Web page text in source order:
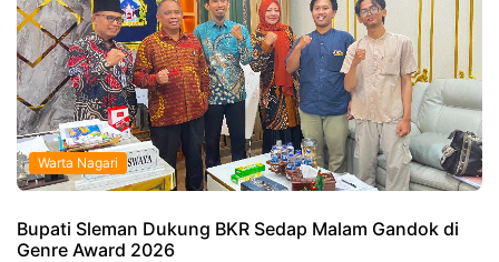
Warta Nagari
Bupati Sleman Dukung BKR Sedap Malam Gandok di
Genre Award 2026